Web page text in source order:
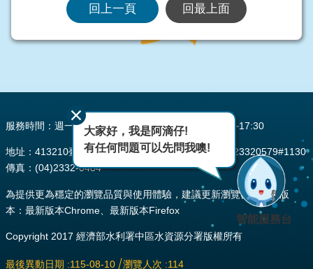
回上一頁 回最上面
服務時間：週一至週五 AM08:00~12:00 PM13:30~17:30
地址：413210臺中市霧峰區峰堤路195號 電話：(04)23320579#1130
傳真：(04)2332-0484
為提供更為穩定的瀏覽品質與使用體驗，建議更新瀏覽器至以下版
本：最新版本Chrome、最新版本Firefox
Copyright 2017 經濟部水利署中區水資源分署版權所有
最後異動日期 115-08-10 瀏覽人次 114
大家好，我是阿滴仔!
有任何問題可以先問我噢!
智能服務台